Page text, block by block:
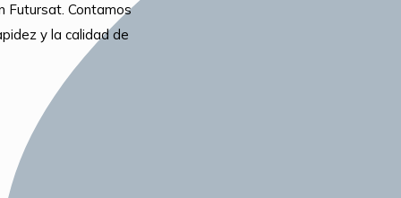
Futursat. Contamos
y la calidad de